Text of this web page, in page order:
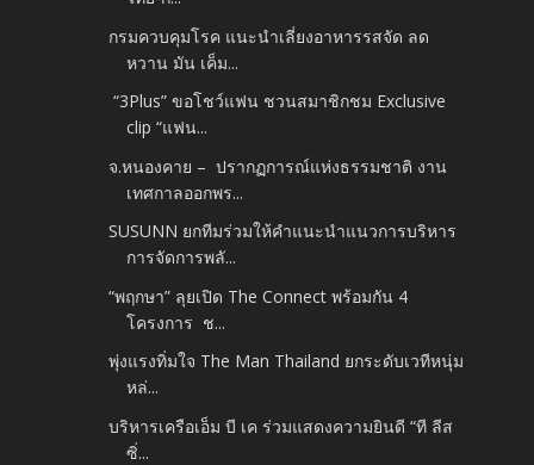
กรมควบคุมโรค แนะนำเลี่ยงอาหารรสจัด ลด
หวาน มัน เค็ม...
“3Plus” ขอโชว์แฟน ชวนสมาชิกชม Exclusive
clip “แฟน...
จ.หนองคาย – ปรากฏการณ์แห่งธรรมชาติ งาน
เทศกาลออกพร...
SUSUNN ยกทีมร่วมให้คำแนะนำแนวการบริหาร
การจัดการพลั...
“พฤกษา” ลุยเปิด The Connect พร้อมกัน 4
โครงการ ช...
พุ่งแรงทิ่มใจ The Man Thailand ยกระดับเวทีหนุ่ม
หล่...
บริหารเครือเอ็ม บี เค ร่วมแสดงความยินดี “ที ลีส
ซิ่...